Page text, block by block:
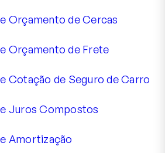
Orçamento de Cercas
Orçamento de Frete
Cotação de Seguro de Carro
Juros Compostos
Amortização